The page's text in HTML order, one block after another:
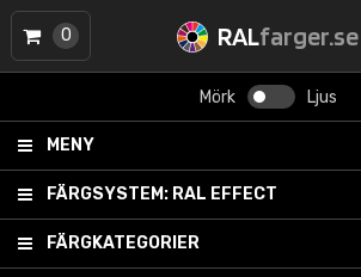
RALfarger.se
Mörk Ljus
MENY
FÄRGSYSTEM: RAL EFFECT
FÄRGKATEGORIER
0